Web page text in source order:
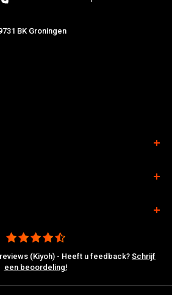
BK Groningen
(Kiyoh) - Heeft u feedback? Schrijf
een beoordeling!